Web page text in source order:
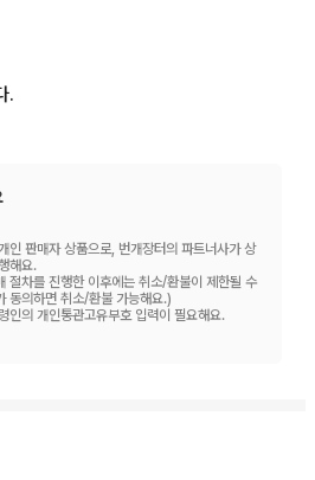
.
인 판매자 상품으로, 번개장터의 파트너사가 상
해요.
절차를 진행한 이후에는 취소/환불이 제한될 수
동의하면 취소/환불 가능해요.)
인의 개인통관고유부호 입력이 필요해요.